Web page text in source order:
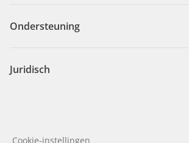
Ondersteuning
Juridisch
Cookie-instellingen